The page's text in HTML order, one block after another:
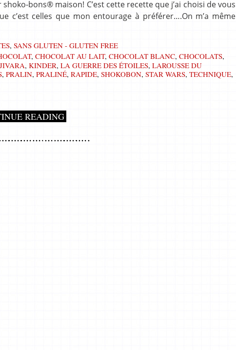
bons® maison! C’est cette recette que j’ai choisi de vous
c’est celles que mon entourage à préférer….On m’a même
, SANS GLUTEN - GLUTEN FREE
, CHOCOLAT AU LAIT, CHOCOLAT BLANC, CHOCOLATS,
JIVARA, KINDER, LA GUERRE DES ÉTOILES, LAROUSSE DU
, PRALIN, PRALINÉ, RAPIDE, SHOKOBON, STAR WARS, TECHNIQUE,
READING